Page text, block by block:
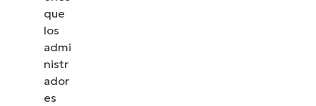
que
los
admi
nistr
ador
es